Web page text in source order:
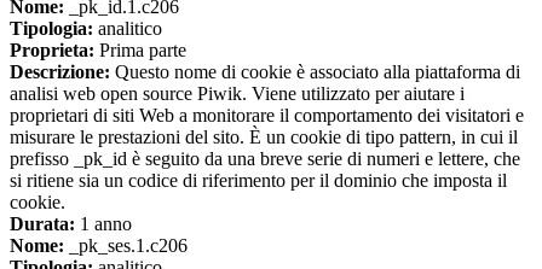
Nome: _pk_id.1.c206
Tipologia: analitico
Proprieta: Prima parte
Descrizione: Questo nome di cookie è associato alla piattaforma di
analisi web open source Piwik. Viene utilizzato per aiutare i
proprietari di siti Web a monitorare il comportamento dei visitatori e
misurare le prestazioni del sito. È un cookie di tipo pattern, in cui il
prefisso _pk_id è seguito da una breve serie di numeri e lettere, che
si ritiene sia un codice di riferimento per il dominio che imposta il
cookie.
Durata: 1 anno
Nome: _pk_ses.1.c206